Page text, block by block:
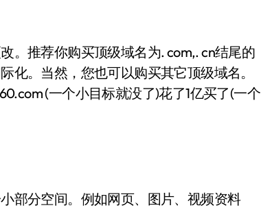
。推荐你购买顶级域名为. com,. cn结尾的
化。当然，您也可以购买其它顶级域名。
(一个小目标就没了)花了1亿买了(一个
部分空间。例如网页、图片、视频资料